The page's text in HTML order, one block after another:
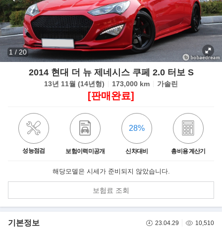
1 / 20
2014 현대 더 뉴 제네시스 쿠페 2.0 터보 S
13년 11월 (14년형) 173,000 km 가솔린
[판매완료]
성능점검 보험이력미공개 신차대비
28%
총비용 계산기
해당모델은 시세가 준비되지 않았습니다.
보험료 조회
기본정보 23.04.29 10,510